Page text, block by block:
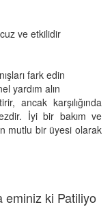
ve etkilidir
fark edin
yardım alın
ancak karşılığında
İyi bir bakım ve
mutlu bir üyesi olarak
eminiz ki Patiliyo